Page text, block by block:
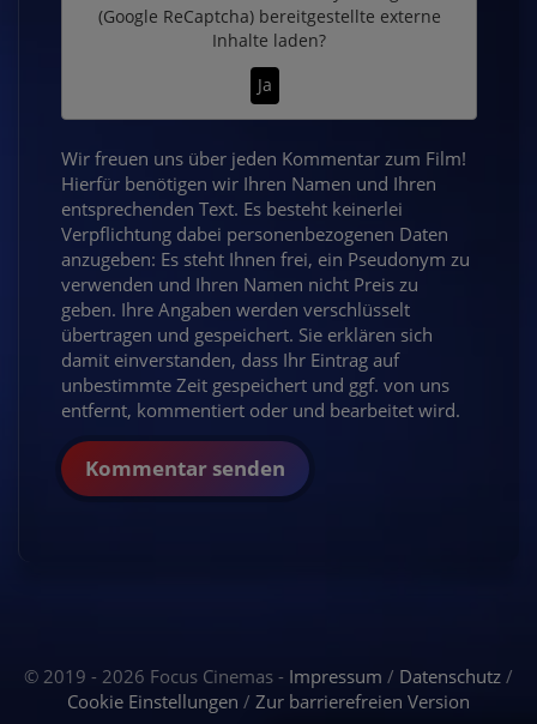
(Google ReCaptcha)bereitgestellte externe
Inhalte laden?
Ja
Wir freuen uns über jeden Kommentar zum Film!
Hierfür benötigen wir Ihren Namen und Ihren
entsprechenden Text. Es besteht keinerlei
Verpflichtung dabei personenbezogenen Daten
anzugeben: Es steht Ihnen frei, ein Pseudonym zu
verwenden und Ihren Namen nicht Preis zu
geben. Ihre Angaben werden verschlüsselt
übertragen und gespeichert. Sie erklären sich
damit einverstanden, dass Ihr Eintrag auf
unbestimmte Zeit gespeichert und ggf. von uns
entfernt, kommentiert oder und bearbeitet wird.
Kommentar senden
© 2019 - 2026 Focus Cinemas - Impressum / Datenschutz /
Cookie Einstellungen / Zur barrierefreien Version